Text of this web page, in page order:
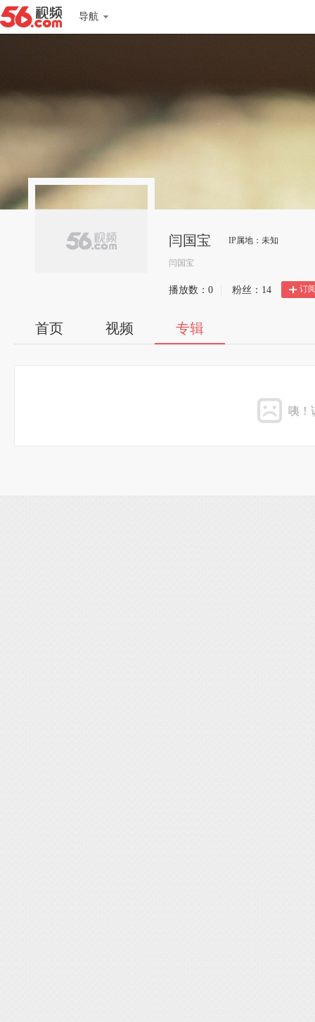
导航
闫国宝 IP属地：未知
闫国宝
播放数： 0 粉丝： 14 订
首页 视频 专辑
咦！